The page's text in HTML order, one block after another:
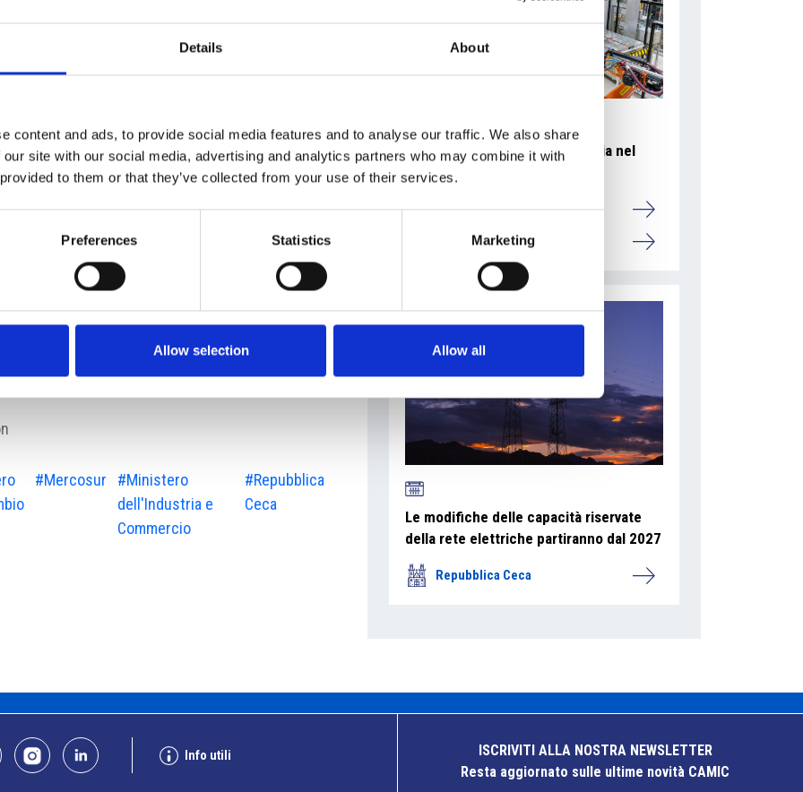
Details About
content and ads, to provide social media features and to analyse our traffic. We also share
site with our social media, advertising and analytics partners who may combine it with
to them or that they’ve collected from your use of their services.
Preferences Statistics Marketing
Allow selection Allow all
di libero scambio con il gruppo dei paesi
venerdì scorso.
Commercio, il nuovo accordo potrebbe aprire
“Si tratta soprattutto delle esportazioni di
l’automotive, la produzione di macchinari, le
esportazioni, dell’energia e dell’industria
Lukáš Vlček. Con l’accordo, dovrebbe
diverso rispetto all’Italia. Roma sostiene
l’accordo a causa della mancanza di tutele per il
condivisa, a causa della pressione delle lobby
pro-media/tiskove-zpravy/budouci-
jako-obrovska-prilezitost-pro-ceske-firmy–
#Mercosur
#Ministero
dell'Industria e
Commercio
#Repubblica
Ceca
Accelera la ripresa dell’industria nel
corso del primo semestre
Overview Economica
Repubblica Ceca
Le modifiche delle capacità riservate
della rete elettriche partiranno dal 2027
Repubblica Ceca
Info utili
ISCRIVITI ALLA NOSTRA NEWSLETTER
Resta aggiornato sulle ultime novità CAMIC